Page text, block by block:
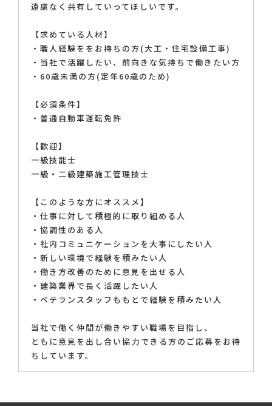
遠慮なく共有していってほしいです。
【求めている人材】
・職人経験ををお持ちの方(大工・住宅設備工事)
・当社で活躍したい、前向きな気持ちで働きたい方
・60歳未満の方(定年60歳のため)
【必須条件】
・普通自動車運転免許
【歓迎】
一級技能士
一級・二級建築施工管理技士
【このような方にオススメ】
・仕事に対して積極的に取り組める人
・協調性のある人
・社内コミュニケーションを大事にしたい人
・新しい環境で経験を積みたい人
・働き方改善のために意見を出せる人
・建築業界で長く活躍したい人
・ベテランスタッフももとで経験を積みたい人
当社で働く仲間が働きやすい職場を目指し、
ともに意見を出し合い協力できる方のご応募をお待
ちしています。